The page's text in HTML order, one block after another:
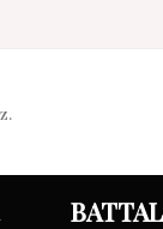
BATTAL